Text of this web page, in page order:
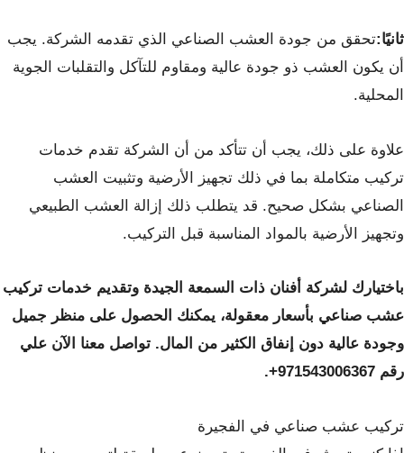
ثانيًا:تحقق من جودة العشب الصناعي الذي تقدمه الشركة. يجب
أن يكون العشب ذو جودة عالية ومقاوم للتآكل والتقلبات الجوية
المحلية.
علاوة على ذلك، يجب أن تتأكد من أن الشركة تقدم خدمات
تركيب متكاملة بما في ذلك تجهيز الأرضية وتثبيت العشب
الصناعي بشكل صحيح. قد يتطلب ذلك إزالة العشب الطبيعي
وتجهيز الأرضية بالمواد المناسبة قبل التركيب.
باختيارك لشركة أفنان ذات السمعة الجيدة وتقديم خدمات تركيب
عشب صناعي بأسعار معقولة، يمكنك الحصول على منظر جميل
وجودة عالية دون إنفاق الكثير من المال. تواصل معنا الآن علي
رقم 971543006367+.
تركيب عشب صناعي في الفجيرة